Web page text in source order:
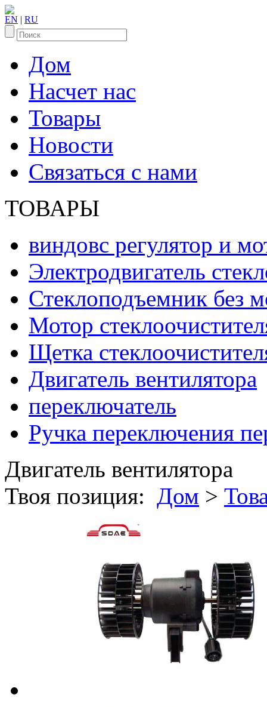
EN | RU
Дом
Насчет нас
Товары
Новости
Связаться с нами
ТОВАРЫ
виндовс регулятор и
Электродвигатель
Стеклоподъемник без
Мотор
Щетка
Двигатель вентилятора
переключатель
Ручка переключения
Двигатель вентилятора
Твоя позиция: Дом >